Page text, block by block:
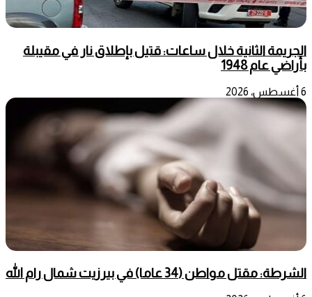
الجريمة الثانية خلال ساعات: قتيل بإطلاق نار في مقيبلة
بأراضي عام 1948
6 أغسطس، 2026
الشرطة: مقتل مواطن (34 عاما) في بيرزيت شمال رام الله